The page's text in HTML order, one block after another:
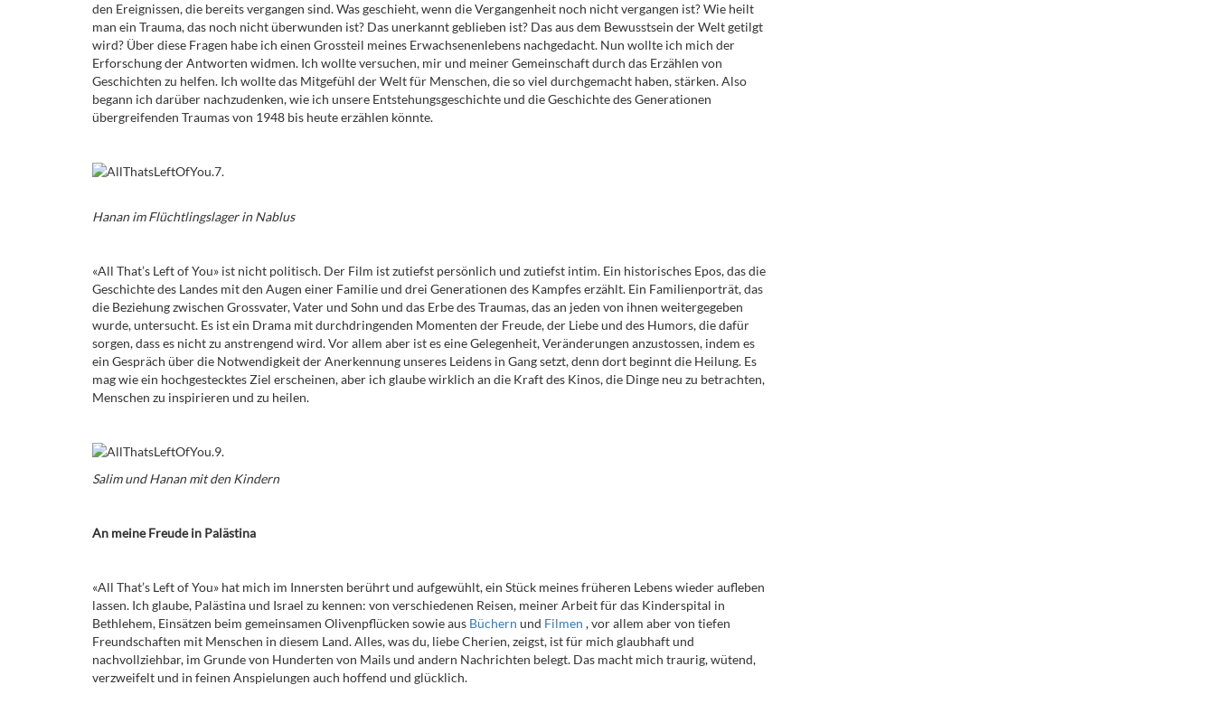
den Ereignissen, die bereits vergangen sind. Was geschieht, wenn die Vergangenheit noch nicht vergangen ist? Wie heilt
man ein Trauma, das noch nicht überwunden ist? Das unerkannt geblieben ist? Das aus dem Bewusstsein der Welt getilgt
wird? Über diese Fragen habe ich einen Grossteil meines Erwachsenenlebens nachgedacht. Nun wollte ich mich der
Erforschung der Antworten widmen. Ich wollte versuchen, mir und meiner Gemeinschaft durch das Erzählen von
Geschichten zu helfen. Ich wollte das Mitgefühl der Welt für Menschen, die so viel durchgemacht haben, stärken. Also
begann ich darüber nachzudenken, wie ich unsere Entstehungsgeschichte und die Geschichte des Generationen
übergreifenden Traumas von 1948 bis heute erzählen könnte.
Hanan im Flüchtlingslager in Nablus
«All That’s Left of You» ist nicht politisch. Der Film ist zutiefst persönlich und zutiefst intim. Ein historisches Epos, das die
Geschichte des Landes mit den Augen einer Familie und drei Generationen des Kampfes erzählt. Ein Familienporträt, das
die Beziehung zwischen Grossvater, Vater und Sohn und das Erbe des Traumas, das an jeden von ihnen weitergegeben
wurde, untersucht. Es ist ein Drama mit durchdringenden Momenten der Freude, der Liebe und des Humors, die dafür
sorgen, dass es nicht zu anstrengend wird. Vor allem aber ist es eine Gelegenheit, Veränderungen anzustossen, indem es
ein Gespräch über die Notwendigkeit der Anerkennung unseres Leidens in Gang setzt, denn dort beginnt die Heilung. Es
mag wie ein hochgestecktes Ziel erscheinen, aber ich glaube wirklich an die Kraft des Kinos, die Dinge neu zu betrachten,
Menschen zu inspirieren und zu heilen.
Salim und Hanan mit den Kindern
An meine Freude in Palästina
«All That’s Left of You» hat mich im Innersten berührt und aufgewühlt, ein Stück meines früheren Lebens wieder aufleben
lassen. Ich glaube, Palästina und Israel zu kennen: von verschiedenen Reisen, meiner Arbeit für das Kinderspital in
Bethlehem, Einsätzen beim gemeinsamen Olivenpflücken sowie aus Büchern und Filmen , vor allem aber von tiefen
Freundschaften mit Menschen in diesem Land. Alles, was du, liebe Cherien, zeigst, ist für mich glaubhaft und
nachvollziehbar, im Grunde von Hunderten von Mails und andern Nachrichten belegt. Das macht mich traurig, wütend,
verzweifelt und in feinen Anspielungen auch hoffend und glücklich.